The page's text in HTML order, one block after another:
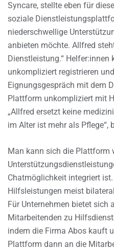
Syncare, stellte eben für
soziale
niederschwellige
anbieten möchte. Allfred
Dienstleistung.“ Helfer:innen
unkompliziert registrieren
Eignungsgespräch mit dem
Plattform unkompliziert mit
„Allfred ersetzt keine
im Alter ist mehr als Pflege“,
Man kann sich die Plattform
Chatmöglichkeit integriert
Hilfsleistungen meist
Für Unternehmen bietet sich
Mitarbeitenden zu
indem die Firma Abos kauft
Plattform dann an die